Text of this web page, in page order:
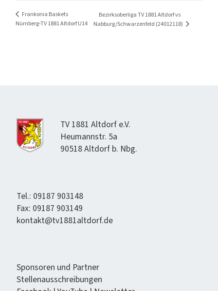
Frankonia Baskets
Nürnberg-TV 1881 Altdorf U14
Bezirksoberliga TV 1881 Altdorf vs
Nabburg/Schwarzenfeld (24012118)
TV 1881 Alt­dorf e.V.
Heumannstr. 5a
90518 Alt­dorf b. Nbg.
Tel.: 09187 903148
Fax: 09187 903149
kontakt@tv1881altdorf.de
Spon­soren und Partner
Stel­lenauss­chrei­bun­gen